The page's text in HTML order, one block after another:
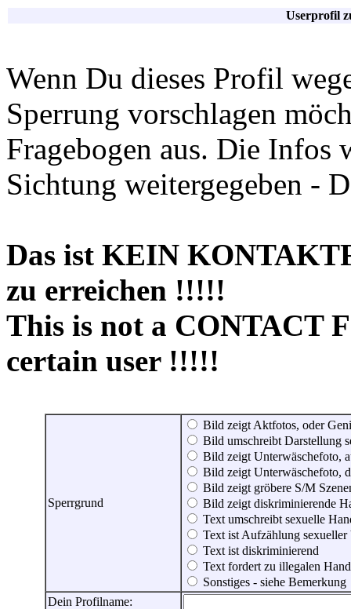
Userprofil
Wenn Du dieses Profil
Sperrung vorschlagen
Fragebogen aus. Die Infos
Sichtung weitergegeben -
Das ist KEIN
zu erreichen !!!!!
This is not a CONTACT
certain user !!!!!
Sperrgrund
Bild zeigt Aktfotos, oder
Bild umschreibt Darstellung
Bild zeigt Unterwäschefoto,
Bild zeigt Unterwäschefoto,
Bild zeigt gröbere S/M
Bild zeigt diskriminierende
Text umschreibt sexuelle
Text ist Aufzählung sexueller
Text ist diskriminierend
Text fordert zu illegalen
Sonstiges - siehe Bemerkung
Dein Profilname: